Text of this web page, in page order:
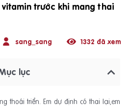
trước khi mang thai
sang_sang 1332 đã xem
lục
thoái triển. Em dự định có thai lại,em